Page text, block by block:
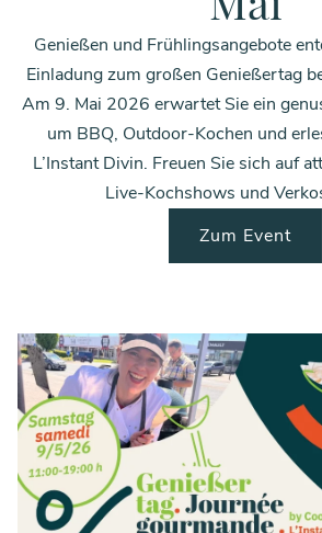
Genießen und Frühlingsangebote
Einladung zum großen Genießertag
Am 9. Mai 2026 erwartet Sie ein
um BBQ, Outdoor-Kochen und
L’Instant Divin. Freuen Sie sich auf
Live-Kochshows und
Zum Event